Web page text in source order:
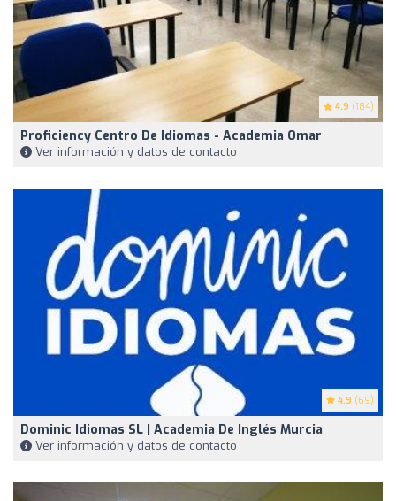
4.9 (184)
Proficiency Centro De Idiomas - Academia Omar
Ver información y datos de contacto
4.9 (69)
Dominic Idiomas SL | Academia De Inglés Murcia
Ver información y datos de contacto